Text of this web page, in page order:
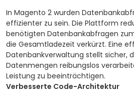
In Magento 2 wurden
effizienter zu sein. Die Plattform
benötigten Datenbankabfragen
die Gesamtladezeit verkürzt. Eine
Datenbankverwaltung stellt sicher,
Datenmengen reibungslos
Leistung zu beeinträchtigen.
Verbesserte Code-Architektur